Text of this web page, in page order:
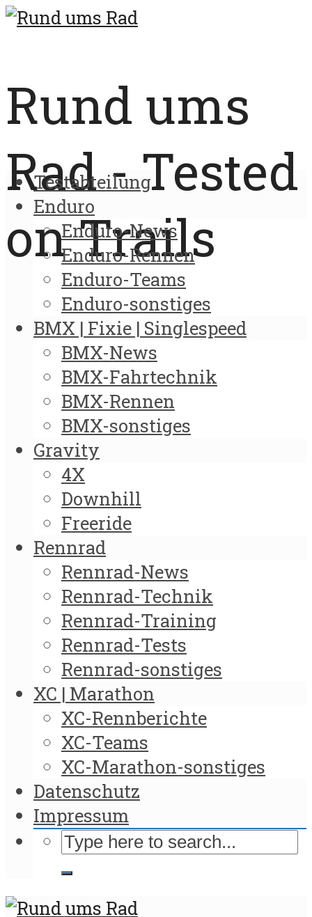
Rund ums
Rad - Tested
on Trails
Testabteilung
Enduro
Enduro-News
Enduro-Rennen
Enduro-Teams
Enduro-sonstiges
BMX | Fixie | Singlespeed
BMX-News
BMX-Fahrtechnik
BMX-Rennen
BMX-sonstiges
Gravity
4X
Downhill
Freeride
Rennrad
Rennrad-News
Rennrad-Technik
Rennrad-Training
Rennrad-Tests
Rennrad-sonstiges
XC | Marathon
XC-Rennberichte
XC-Teams
XC-Marathon-sonstiges
Datenschutz
Impressum